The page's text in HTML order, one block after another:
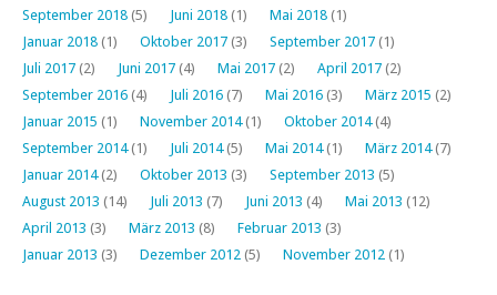
September 2018 (5) Juni 2018 (1) Mai 2018 (1)
Januar 2018 (1) Oktober 2017 (3) September 2017 (1)
Juli 2017 (2) Juni 2017 (4) Mai 2017 (2) April 2017 (2)
September 2016 (4) Juli 2016 (7) Mai 2016 (3) März 2015 (2)
Januar 2015 (1) November 2014(1) Oktober 2014(4)
September 2014(1) Juli 2014(5) Mai 2014(1) März 2014(7)
Januar 2014(2) Oktober 2013 (3) September 2013 (5)
August 2013 (14) Juli 2013 (7) Juni 2013 (4) Mai 2013 (12)
April 2013 (3) März 2013 (8) Februar 2013 (3)
Januar 2013 (3) Dezember 2012 (5) November 2012 (1)